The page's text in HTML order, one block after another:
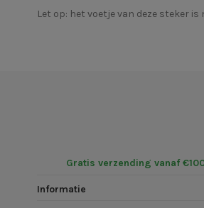
Let op: het voetje van deze steker
Gratis verzending vanaf
Informatie